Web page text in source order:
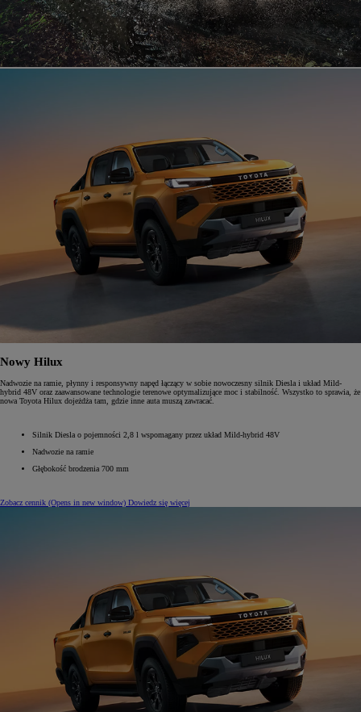
Nowy Hilux
Nadwozie na ramie, płynny i responsywny napęd łączący w sobie nowoczesny silnik Diesla i układ Mild-
hybrid 48V oraz zaawansowane technologie terenowe optymalizujące moc i stabilność. Wszystko to sprawia, że
nowa Toyota Hilux dojeżdża tam, gdzie inne auta muszą zawracać.
Silnik Diesla o pojemności 2,8 l wspomagany przez układ Mild-hybrid 48V
Nadwozie na ramie
Głębokość brodzenia 700 mm
Zobacz cennik (Opens in new window) Dowiedz się więcej